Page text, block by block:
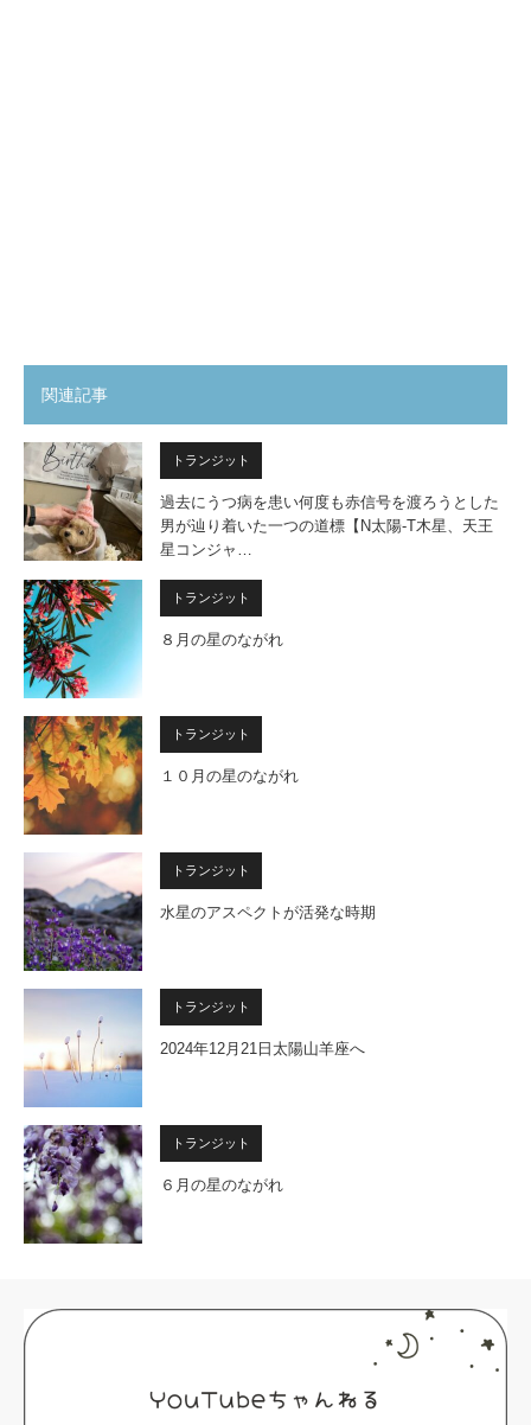
関連記事
トランジット
過去にうつ病を患い何度も赤信号を渡ろうとした
男が辿り着いた一つの道標【N太陽-T木星、天王
星コンジャ…
トランジット
８月の星のながれ
トランジット
１０月の星のながれ
トランジット
水星のアスペクトが活発な時期
トランジット
2024年12月21日太陽山羊座へ
トランジット
６月の星のながれ